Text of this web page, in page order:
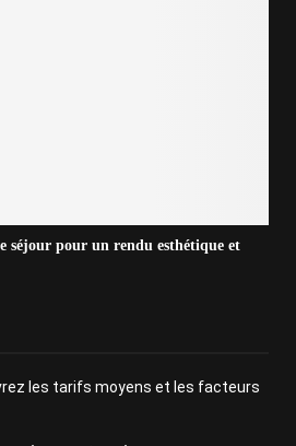
séjour pour un rendu esthétique et
les tarifs moyens et les facteurs